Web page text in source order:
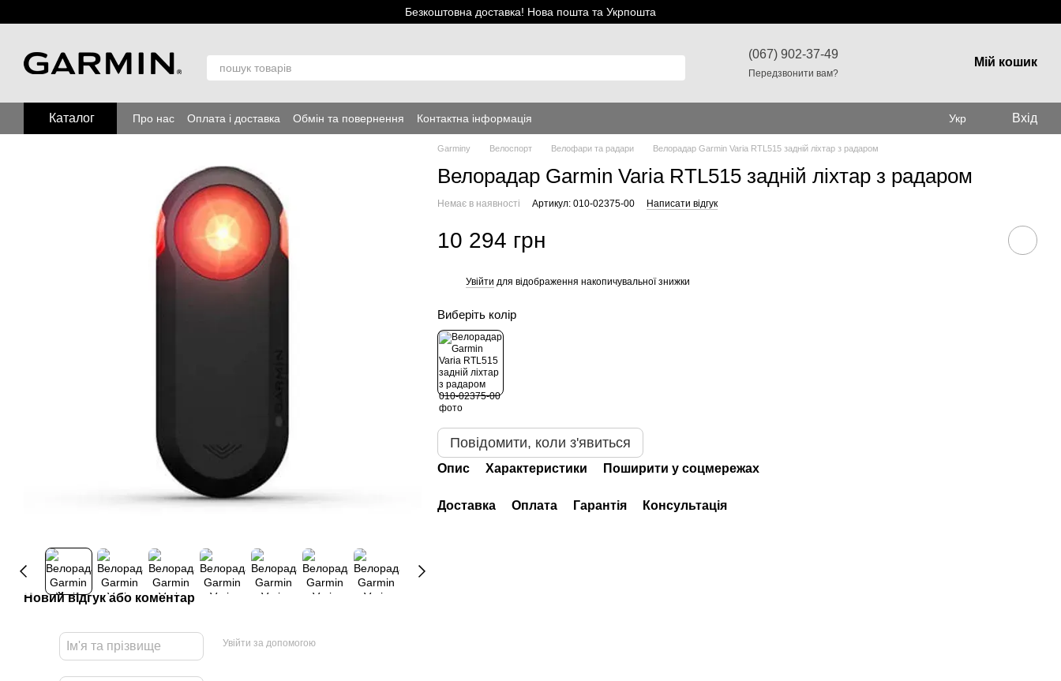
Безкоштовна доставка! Нова пошта та Укрпошта
(067) 902-37-49
Передзвонити вам?
Мій кошик
Каталог Про нас Оплата і доставка Обмін та повернення Контактна інформація Укр Вхід
Новий відгук або коментар
Увійти за допомогою
Garminy Велоспорт Велофари та радари Велорадар Garmin Varia RTL515 задній ліхтар з радаром
Велорадар Garmin Varia RTL515 задній ліхтар з радаром
Немає в наявності Артикул: 010-02375-00 Написати відгук
10 294 грн
Увійти для відображення накопичувальної знижки
Виберіть колір
Повідомити, коли з'явиться
Опис Характеристики Поширити у соцмережах
Доставка Оплата Гарантія Консультація